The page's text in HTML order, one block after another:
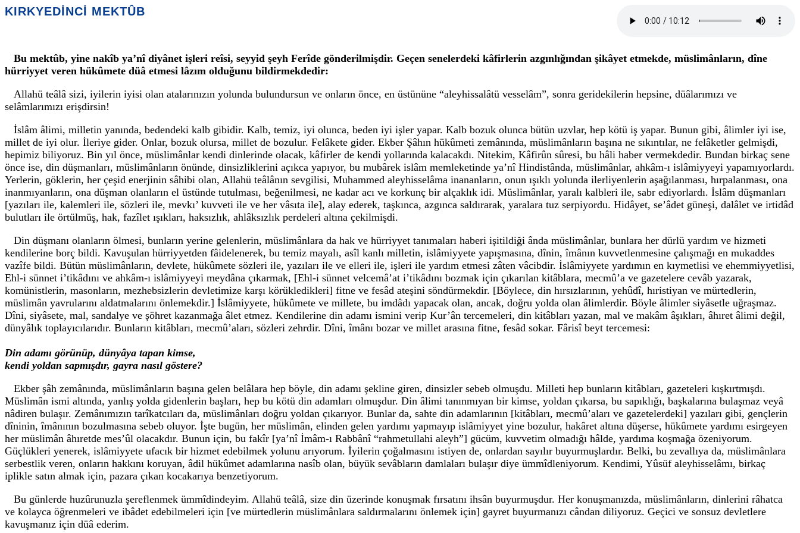
KIRKYEDİNCİ MEKTÛB
Bu mektûb, yine nakîb ya’nî diyânet işleri reîsi, seyyid şeyh Ferîde gönderilmişdir. Geçen senelerdeki kâfirlerin azgınlığından şikâyet etmekde, müslimânların, dîne
hürriyyet veren hükûmete düâ etmesi lâzım olduğunu bildirmekdedir:
Allahü teâlâ sizi, iyilerin iyisi olan atalarınızın yolunda bulundursun ve onların önce, en üstününe “aleyhissalâtü vesselâm”, sonra geridekilerin hepsine, düâlarımızı ve
selâmlarımızı erişdirsin!
İslâm âlimi, milletin yanında, bedendeki kalb gibidir. Kalb, temiz, iyi olunca, beden iyi işler yapar. Kalb bozuk olunca bütün uzvlar, hep kötü iş yapar. Bunun gibi, âlimler iyi ise,
millet de iyi olur. İleriye gider. Onlar, bozuk olursa, millet de bozulur. Felâkete gider. Ekber Şâhın hükûmeti zemânında, müslimânların başına ne sıkıntılar, ne felâketler gelmişdi,
hepimiz biliyoruz. Bin yıl önce, müslimânlar kendi dinlerinde olacak, kâfirler de kendi yollarında kalacakdı. Nitekim, Kâfirûn sûresi, bu hâli haber vermekdedir. Bundan birkaç sene
önce ise, din düşmanları, müslimânların önünde, dinsizliklerini açıkca yapıyor, bu mubârek islâm memleketinde ya’nî Hindistânda, müslimânlar, ahkâm-ı islâmiyyeyi yapamıyorlardı.
Yerlerin, göklerin, her çeşid enerjinin sâhibi olan, Allahü teâlânın sevgilisi, Muhammed aleyhisselâma inananların, onun ışıklı yolunda ilerliyenlerin aşağılanması, hırpalanması, ona
inanmıyanların, ona düşman olanların el üstünde tutulması, beğenilmesi, ne kadar acı ve korkunç bir alçaklık idi. Müslimânlar, yaralı kalbleri ile, sabr ediyorlardı. İslâm düşmanları
[yazıları ile, kalemleri ile, sözleri ile, mevkı’ kuvveti ile ve her vâsıta ile], alay ederek, taşkınca, azgınca saldırarak, yaralara tuz serpiyordu. Hidâyet, se’âdet güneşi, dalâlet ve irtidâd
bulutları ile örtülmüş, hak, fazîlet ışıkları, haksızlık, ahlâksızlık perdeleri altına çekilmişdi.
Din düşmanı olanların ölmesi, bunların yerine gelenlerin, müslimânlara da hak ve hürriyyet tanımaları haberi işitildiği ânda müslimânlar, bunlara her dürlü yardım ve hizmeti
kendilerine borç bildi. Kavuşulan hürriyyetden fâidelenerek, bu temiz mayalı, asîl kanlı milletin, islâmiyyete yapışmasına, dînin, îmânın kuvvetlenmesine çalışmağı en mukaddes
vazîfe bildi. Bütün müslimânların, devlete, hükûmete sözleri ile, yazıları ile ve elleri ile, işleri ile yardım etmesi zâten vâcibdir. İslâmiyyete yardımın en kıymetlisi ve ehemmiyyetlisi,
Ehl-i sünnet i’tikâdını ve ahkâm-ı islâmiyyeyi meydâna çıkarmak, [Ehl-i sünnet velcemâ’at i’tikâdını bozmak için çıkarılan kitâblara, mecmû’a ve gazetelere cevâb yazarak,
komünistlerin, masonların, mezhebsizlerin devletimize karşı körükledikleri] fitne ve fesâd ateşini söndürmekdir. [Böylece, din hırsızlarının, yehûdî, hıristiyan ve mürtedlerin,
müslimân yavrularını aldatmalarını önlemekdir.] İslâmiyyete, hükûmete ve millete, bu imdâdı yapacak olan, ancak, doğru yolda olan âlimlerdir. Böyle âlimler siyâsetle uğraşmaz.
Dîni, siyâsete, mal, sandalye ve şöhret kazanmağa âlet etmez. Kendilerine din adamı ismini verip Kur’ân tercemeleri, din kitâbları yazan, mal ve makâm âşıkları, âhıret âlimi değil,
dünyâlık toplayıcılarıdır. Bunların kitâbları, mecmû’aları, sözleri zehrdir. Dîni, îmânı bozar ve millet arasına fitne, fesâd sokar. Fârisî beyt tercemesi:
Din adamı görünüp, dünyâya tapan kimse,
kendi yoldan sapmışdır, gayra nasıl göstere?
Ekber şâh zemânında, müslimânların başına gelen belâlara hep böyle, din adamı şekline giren, dinsizler sebeb olmuşdu. Milleti hep bunların kitâbları, gazeteleri kışkırtmışdı.
Müslimân ismi altında, yanlış yolda gidenlerin başları, hep bu kötü din adamları olmuşdur. Din âlimi tanınmıyan bir kimse, yoldan çıkarsa, bu sapıklığı, başkalarına bulaşmaz veyâ
nâdiren bulaşır. Zemânımızın tarîkatcıları da, müslimânları doğru yoldan çıkarıyor. Bunlar da, sahte din adamlarının [kitâbları, mecmû’aları ve gazetelerdeki] yazıları gibi, gençlerin
dîninin, îmânının bozulmasına sebeb oluyor. İşte bugün, her müslimân, elinden gelen yardımı yapmayıp islâmiyyet yine bozulur, hakâret altına düşerse, hükûmete yardımı esirgeyen
her müslimân âhıretde mes’ûl olacakdır. Bunun için, bu fakîr [ya’nî İmâm-ı Rabbânî “rahmetullahi aleyh”] gücüm, kuvvetim olmadığı hâlde, yardıma koşmağa özeniyorum.
Güçlükleri yenerek, islâmiyyete ufacık bir hizmet edebilmek yolunu arıyorum. İyilerin çoğalmasını istiyen de, onlardan sayılır buyurmuşlardır. Belki, bu zevallıya da, müslimânlara
serbestlik veren, onların hakkını koruyan, âdil hükûmet adamlarına nasîb olan, büyük sevâbların damlaları bulaşır diye ümmîdleniyorum. Kendimi, Yûsüf aleyhisselâmı, birkaç
iplikle satın almak için, pazara çıkan kocakarıya benzetiyorum.
Bu günlerde huzûrunuzla şereflenmek ümmîdindeyim. Allahü teâlâ, size din üzerinde konuşmak fırsatını ihsân buyurmuşdur. Her konuşmanızda, müslimânların, dinlerini râhatca
ve kolayca öğrenmeleri ve ibâdet edebilmeleri için [ve mürtedlerin müslimânlara saldırmalarını önlemek için] gayret buyurmanızı cândan diliyoruz. Geçici ve sonsuz devletlere
kavuşmanız için düâ ederim.